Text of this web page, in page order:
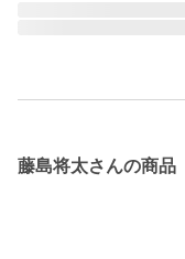
藤島将太さんの商品